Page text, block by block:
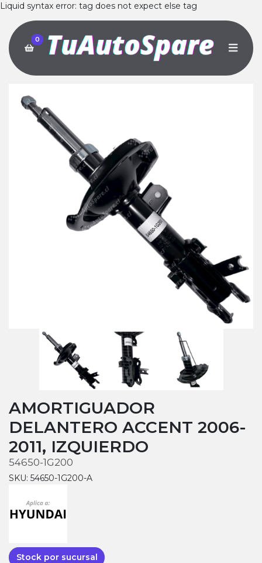
Liquid syntax error: tag does not expect else tag
0
AMORTIGUADOR
DELANTERO ACCENT 2006-
2011, IZQUIERDO
54650-1G200
SKU: 54650-1G200-A
Stock por sucursal